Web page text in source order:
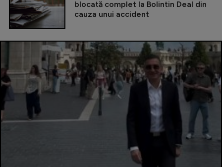
blocată complet la Bolintin Deal din
cauza unui accident